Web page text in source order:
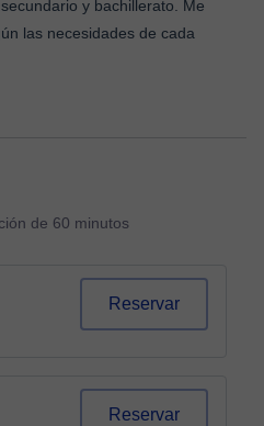
y bachillerato. Me
las necesidades de cada
de 60 minutos
Reservar
Reservar